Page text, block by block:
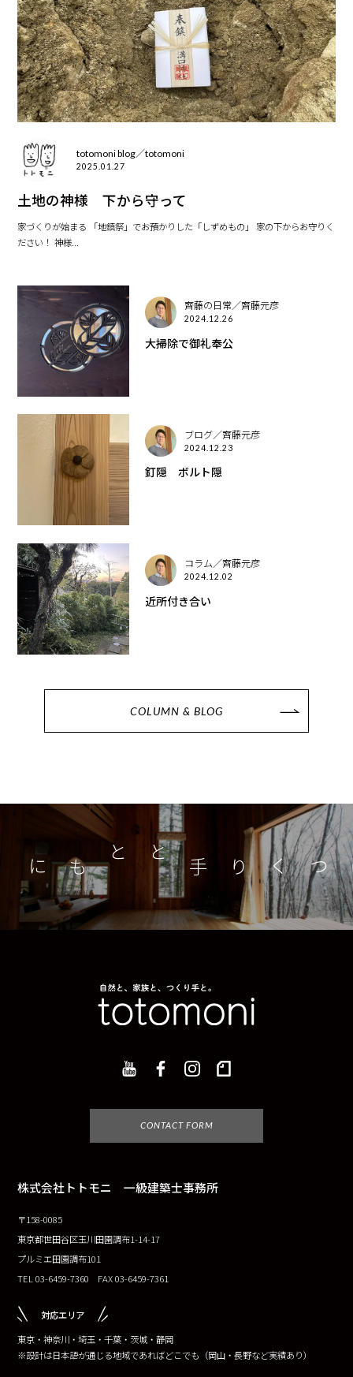
totomoni blog／totomoni
2025.01.27
土地の神様 下から守って
家づくりが始まる 「地鎮祭」でお預かりした「しずめもの」 家の下からお守りく
ださい！ 神様...
齊藤の日常／齊藤元彦
2024.12.26
大掃除で御礼奉公
ブログ／齊藤元彦
2024.12.23
釘隠 ボルト隠
コラム／齊藤元彦
2024.12.02
近所付き合い
COLUMN & BLOG
つくり手とともに
CONTACT FORM
株式会社トトモニ 一級建築士事務所
〒158-0085
東京都世田谷区玉川田園調布1-14-17
プルミエ田園調布101
TEL 03-6459-7360 FAX 03-6459-7361
対応エリア
東京・神奈川・埼玉・千葉・茨城・静岡
※設計は日本語が通じる地域であればどこでも（岡山・長野など実績あり）